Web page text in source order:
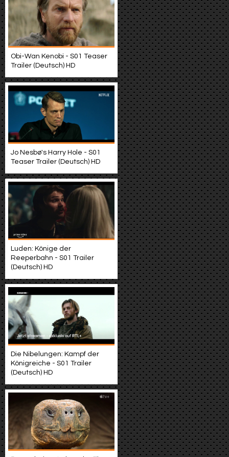
Obi-Wan Kenobi - S01 Teaser
Trailer (Deutsch) HD
Jo Nesbø's Harry Hole - S01
Teaser Trailer (Deutsch) HD
Luden: Könige der
Reeperbahn - S01 Trailer
(Deutsch) HD
Die Nibelungen: Kampf der
Königreiche - S01 Trailer
(Deutsch) HD